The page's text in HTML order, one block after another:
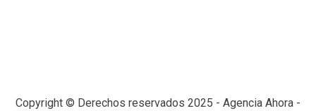
Copyright © Derechos reservados 2025 - Agencia Ahora -